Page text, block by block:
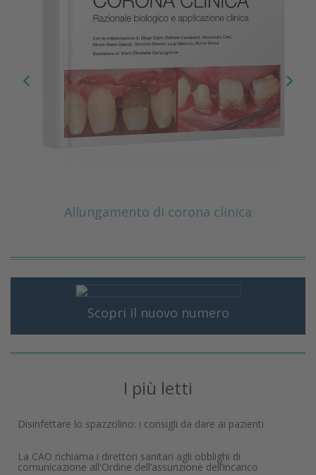
Allungamento di corona clinica
Scopri il nuovo numero
I più letti
Disinfettare lo spazzolino: i consigli da dare ai pazienti
La CAO richiama i direttori sanitari agli obblighi di
comunicazione all'Ordine dell’assunzione dell’incarico